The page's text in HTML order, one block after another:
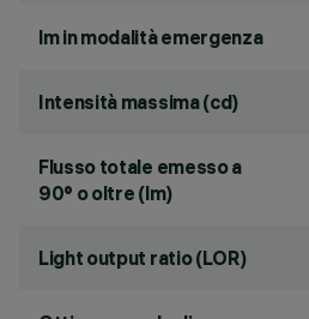
lm in modalità emergenza
Intensità massima (cd)
Flusso totale emesso a
90° o oltre (lm)
Light output ratio (LOR)